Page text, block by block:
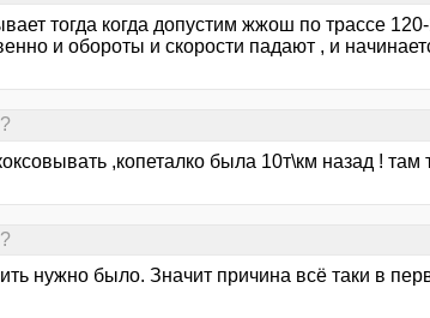
тогда когда допустим жжош по трассе
и обороты и скорости падают , и
,копеталко была 10т\км назад ! там
нужно было. Значит причина всё таки в